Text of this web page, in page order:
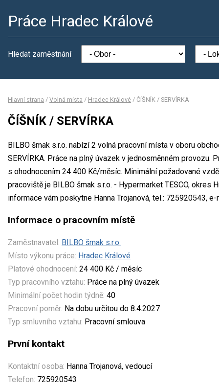
Práce Hradec Králové
Hledat zaměstnání
Hlavní strana / Volná místa / Hradec Králové / ČÍŠNÍK / SERVÍRKA
ČÍŠNÍK / SERVÍRKA
BILBO šmak s.r.o. nabízí 2 volná pracovní místa v oboru
SERVÍRKA. Práce na plný úvazek v jednosměnném provozu.
s ohodnocením 24 400 Kč/měsíc. Minimální požadované
pracoviště je BILBO šmak s.r.o. - Hypermarket TESCO, okres
informace vám poskytne Hanna Trojanová, tel.: 725920543,
Informace o pracovním místě
Zaměstnavatel: BILBO šmak s.r.o.
Místo výkonu práce: Hradec Králové
Platové ohodnocení: 24 400 Kč / měsíc
Typ pracovního vztahu: Práce na plný úvazek
Minimální počet hodin týdně: 40
Pracovní poměr: Na dobu určitou do 8.4.2027
Typ smluvního vztahu: Pracovní smlouva
První kontakt
Kontaktní osoba: Hanna Trojanová, vedoucí
Telefon: 725920543